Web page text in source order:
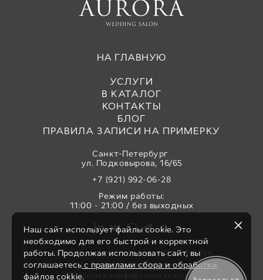
НА ГЛАВНУЮ
УСЛУГИ
В КАТАЛОГ
КОНТАКТЫ
БЛОГ
ПРАВИЛА ЗАПИСИ НА ПРИМЕРКУ
Санкт-Петербург
ул. Подковырова, 16/65
+7 (921) 992-06-28
Режим работы:
11:00 - 21:00 / без выходных
Свадебный салон «Аврора» © 2017-2026
Все права защищены
Политика конфиденциальности
Наш сайт использует файлы cookie. Это
необходимо для его быстрой и корректной
работы. Продолжая использовать сайт, вы
соглашаетесь с правилами сбора и обработки
файлов cokkie.